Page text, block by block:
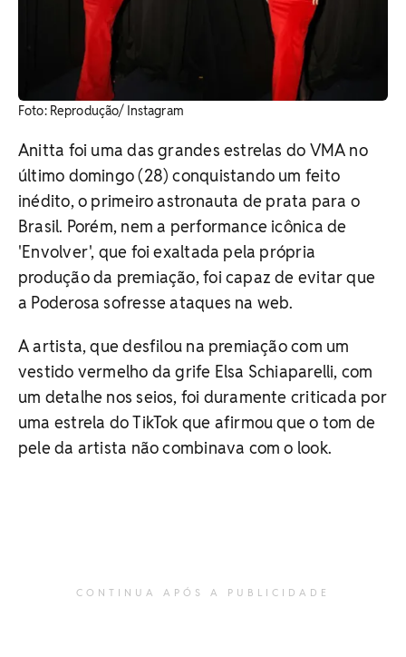
Foto: Reprodução/ Instagram
Anitta foi uma das grandes estrelas do VMA no
último domingo (28) conquistando um feito
inédito, o primeiro astronauta de prata para o
Brasil. Porém, nem a performance icônica de
'Envolver', que foi exaltada pela própria
produção da premiação, foi capaz de evitar que
a Poderosa sofresse ataques na web.
A artista, que desfilou na premiação com um
vestido vermelho da grife Elsa Schiaparelli, com
um detalhe nos seios, foi duramente criticada por
uma estrela do TikTok que afirmou que o tom de
pele da artista não combinava com o look.
CONTINUA APÓS A PUBLICIDADE